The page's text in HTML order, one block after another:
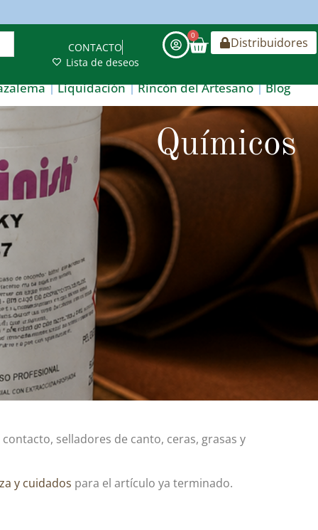
CONTACTO
Lista de deseos
0 Distribuidores
Liquidación Rincón del Artesano Blog
Químicos
selladores de canto, ceras, grasas y
y cuidados para el artículo ya terminado.